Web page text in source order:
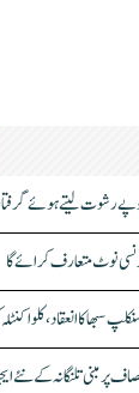
نوٹ متعارف کرائے گا
کا انعقاد، کلواکنٹلہ
پر مبنی تلنگانہ کے